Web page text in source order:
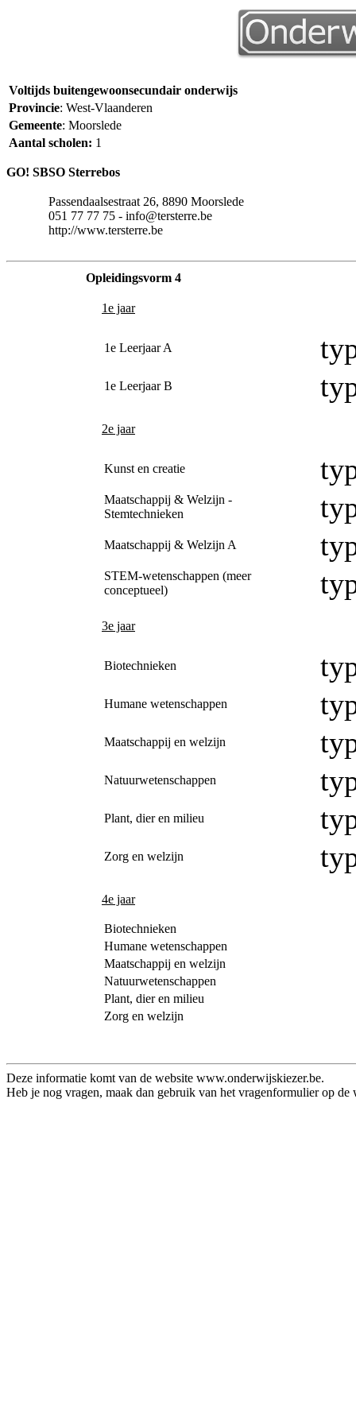
Voltijds buitengewoonsecundair onderwijs
Provincie: West-Vlaanderen
Gemeente: Moorslede
Aantal scholen: 1
GO! SBSO Sterrebos
Passendaalsestraat 26, 8890 Moorslede
051 77 77 75 - info@tersterre.be
http://www.tersterre.be
Opleidingsvorm 4
1e jaar
1e Leerjaar A
1e Leerjaar B
2e jaar
Kunst en creatie
Maatschappij & Welzijn -
Stemtechnieken
Maatschappij & Welzijn A
STEM-wetenschappen (meer
conceptueel)
3e jaar
Biotechnieken
Humane wetenschappen
Maatschappij en welzijn
Natuurwetenschappen
Plant, dier en milieu
Zorg en welzijn
4e jaar
Biotechnieken
Humane wetenschappen
Maatschappij en welzijn
Natuurwetenschappen
Plant, dier en milieu
Zorg en welzijn
Deze informatie komt van de website www.onderwijskiezer.be.
Heb je nog vragen, maak dan gebruik van het vragenformulier op de